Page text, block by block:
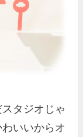
タジオじゃ
いいからオ